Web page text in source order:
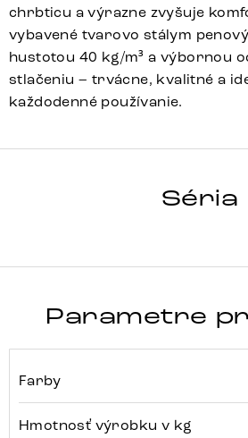
chrbticu a výrazne zvyšuje
vybavené tvarovo stálym
hustotou 40 kg/m³ a výbornou
stlačeniu – trvácne, kvalitné a
každodenné používanie.
Séria
TAYA-FLEX
Parametre
Farby
Hmotnosť výrobku v kg